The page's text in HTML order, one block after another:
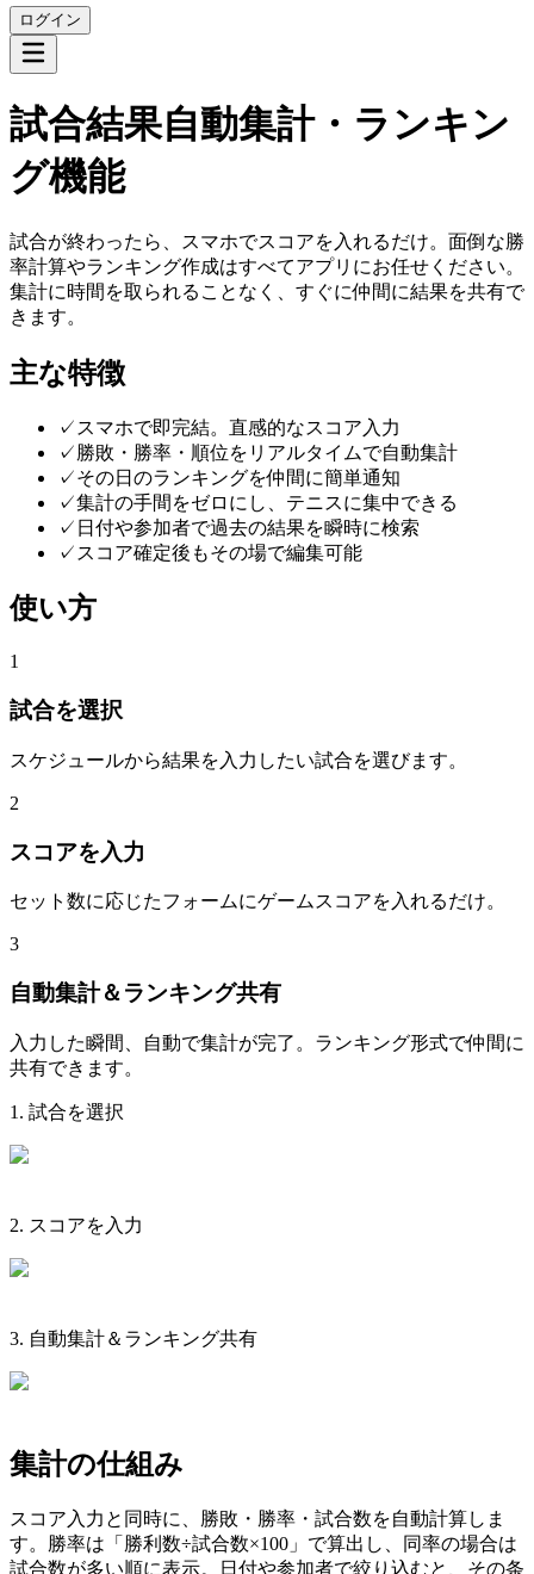
ログイン
試合結果自動集計・ランキン
グ機能
試合が終わったら、スマホでスコアを入れるだけ。面倒な勝
率計算やランキング作成はすべてアプリにお任せください。
集計に時間を取られることなく、すぐに仲間に結果を共有で
きます。
主な特徴
✓ スマホで即完結。直感的なスコア入力
✓勝敗・勝率・順位をリアルタイムで自動集計
✓その日のランキングを仲間に簡単通知
✓集計の手間をゼロにし、テニスに集中できる
✓ 日付や参加者で過去の結果を瞬時に検索
✓ スコア確定後もその場で編集可能
使い方
1
試合を選択
スケジュールから結果を入力したい試合を選びます。
2
スコアを入力
セット数に応じたフォームにゲームスコアを入れるだけ。
3
自動集計＆ランキング共有
入力した瞬間、自動で集計が完了。ランキング形式で仲間に
共有できます。
1 . 試合を選択
2. スコアを入力
3. 自動集計＆ランキング共有
集計の仕組み
スコア入力と同時に、勝敗・勝率・試合数を自動計算しま
す。勝率は「勝利数÷試合数×100」で算出し、同率の場合は
試合数が多い順に表示。日付や参加者で絞り込むと、その条